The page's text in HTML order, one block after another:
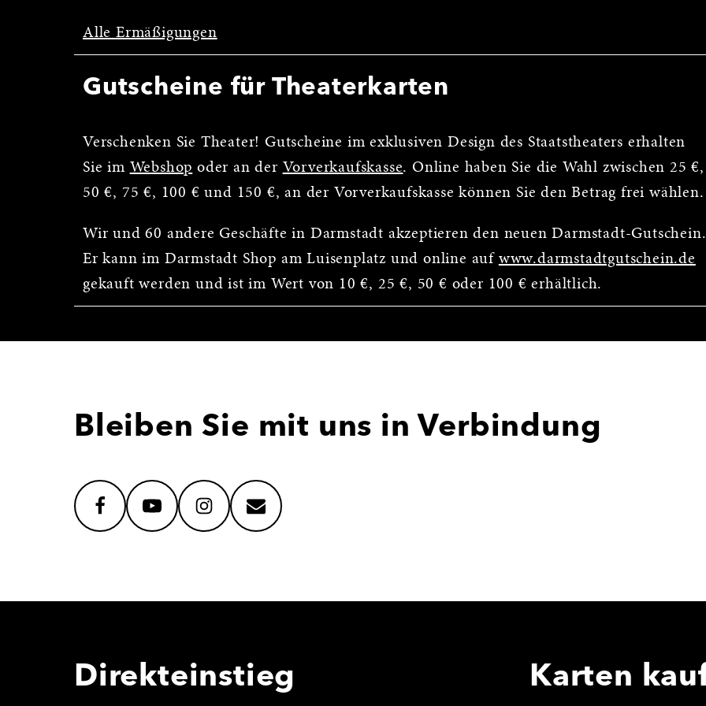
Alle Ermäßigungen
Gutscheine für Theaterkarten
Verschenken Sie Theater! Gutscheine im exklusiven Design des Staatstheaters erhalten
Sie im Webshop oder an der Vorverkaufskasse. Online haben Sie die Wahl zwischen 25 €,
50 €, 75 €, 100 € und 150 €, an der Vorverkaufskasse können Sie den Betrag frei wählen.
Wir und 60 andere Geschäfte in Darmstadt akzeptieren den neuen Darmstadt-Gutschein.
Er kann im Darmstadt Shop am Luisenplatz und online auf www.darmstadtgutschein.de
gekauft werden und ist im Wert von 10 €, 25 €, 50 € oder 100 € erhältlich.
Bleiben Sie mit uns in Verbindung
facebookyoutubeinstagrammail
Direkteinstieg Karten